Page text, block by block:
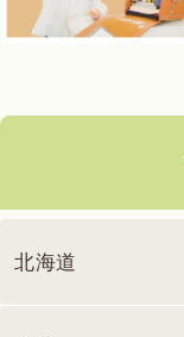
北海道